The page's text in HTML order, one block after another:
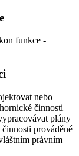
funkce -
nebo
činnosti
plány
prováděné
právním